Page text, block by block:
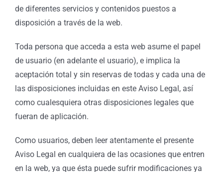
de diferentes servicios y contenidos puestos a
disposición a través de la web.
Toda persona que acceda a esta web asume el papel
de usuario (en adelante el usuario), e implica la
aceptación total y sin reservas de todas y cada una de
las disposiciones incluidas en este Aviso Legal, así
como cualesquiera otras disposiciones legales que
fueran de aplicación.
Como usuarios, deben leer atentamente el presente
Aviso Legal en cualquiera de las ocasiones que entren
en la web, ya que ésta puede sufrir modificaciones ya